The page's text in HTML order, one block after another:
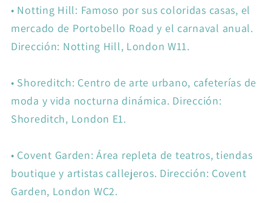
• Notting Hill: Famoso por sus coloridas casas, el
mercado de Portobello Road y el carnaval anual.
Dirección: Notting Hill, London W11.
• Shoreditch: Centro de arte urbano, cafeterías de
moda y vida nocturna dinámica. Dirección:
Shoreditch, London E1.
• Covent Garden: Área repleta de teatros, tiendas
boutique y artistas callejeros. Dirección: Covent
Garden, London WC2.